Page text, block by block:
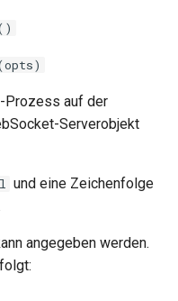
Prozess auf der
Serverobjekt
und eine Zeichenfolge
angegeben werden.